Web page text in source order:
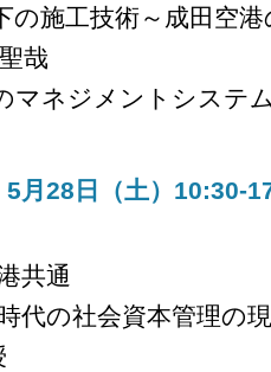
施工技術～成田空
哉
マネジメントシス
5月28日（土）
共通
代の社会資本管理